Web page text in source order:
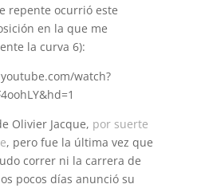
repente ocurrió este
en la que me
la curva 6):
watch?
Olivier Jacque, por suerte
, pero fue la última vez que
correr ni la carrera de
pocos días anunció su